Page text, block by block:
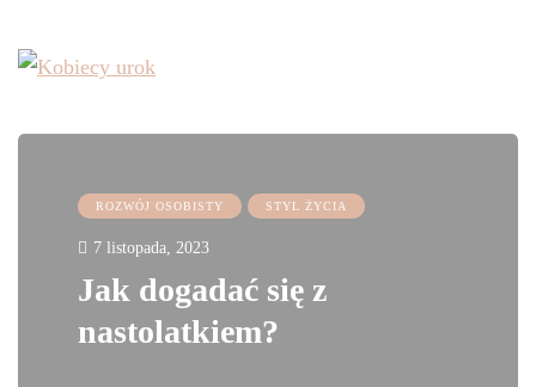
ROZWÓJ OSOBISTY STYL ŻYCIA
7 listopada, 2023
Jak dogadać się z
nastolatkiem?